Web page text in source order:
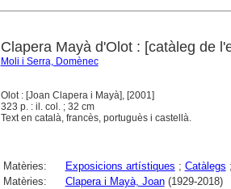
Clapera Mayà d'Olot : [catàleg de
Moli i Serra, Domènec
Olot : [Joan Clapera i Mayà], [2001]
323 p. : il. col. ; 32 cm
Text en català, francès, portuguès i castellà.
Matèries: Exposicions artístiques ; Catàlegs ;
Matèries:
Clapera i Mayà, Joan(1929-2018)